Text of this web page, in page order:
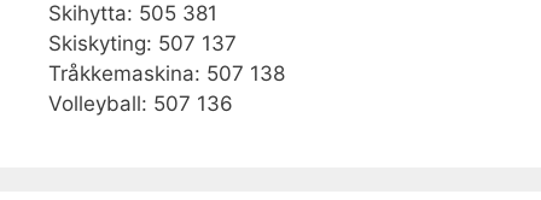
Skihytta: 505 381
Skiskyting: 507 137
Tråkkemaskina: 507 138
Volleyball: 507 136